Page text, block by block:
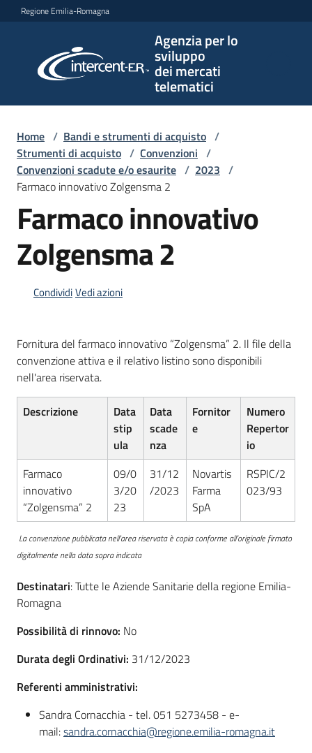
Vai al contenuto
Vai alla navigazione
Vai al footer
Regione Emilia-Romagna
Agenzia per lo
sviluppo
dei mercati
telematici
per lo
sviluppo
telematici
Bandi
strumenti
Supporto
English
Seguici
su
Home / Bandi e strumenti di acquisto /
Strumenti di acquisto / Convenzioni /
Convenzioni scadute e/o esaurite / 2023 /
Farmaco innovativo Zolgensma 2
Farmaco innovativo
Zolgensma 2
CondividiVedi azioni
Fornitura del farmaco innovativo “Zolgensma” 2. Il file della
convenzione attiva e il relativo listino sono disponibili
nell'area riservata.
Descrizione
Data
stip
ula
Data
scade
nza
Fornitor
e
Numero
Repertor
io
Farmaco
innovativo
“Zolgensma” 2
09/0
3/20
23
31/12
/2023
Novartis
Farma
SpA
RSPIC/2
023/93
La convenzione pubblicata nell'area riservata è copia conforme all’originale firmato
digitalmente nella data sopra indicata
Destinatari: Tutte le Aziende Sanitarie della regione Emilia-
Romagna
Possibilità di rinnovo: No
Durata degli Ordinativi: 31/12/2023
Referenti amministrativi:
Sandra Cornacchia - tel. 051 5273458 - e-
mail:sandra.cornacchia@regione.emilia-romagna.it